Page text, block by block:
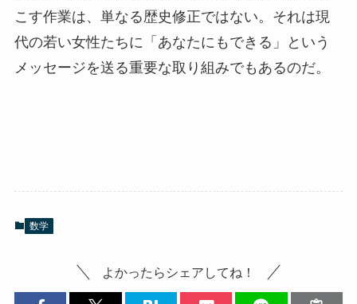
こす作業は、単なる歴史修正ではない。それは現
代の若い女性たちに「あなたにもできる」という
メッセージを送る重要な取り組みでもあるのだ。
数学
よかったらシェアしてね！